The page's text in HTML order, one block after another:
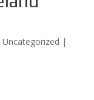
Uncategorized |